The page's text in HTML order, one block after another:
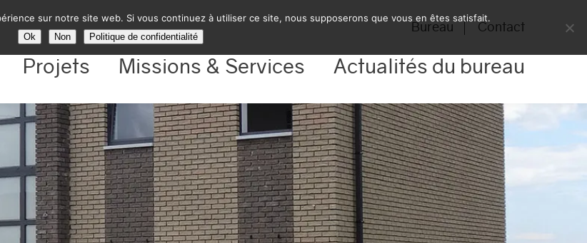
Bureau Contact
Projets Missions & Services Actualités du bureau
sur notre site web. Si vous continuez à utiliser ce site, nous supposerons que vous en êtes satisfait.
Ok Non Politique de confidentialité